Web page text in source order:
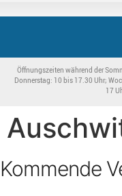
Öffnungszeiten während der
Donnerstag: 10 bis 17.30 Uhr;
17
Kommende